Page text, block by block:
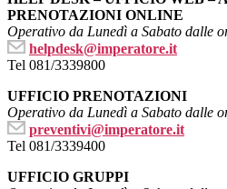
PRENOTAZIONI ONLINE
Operativo da Lunedì a Sabato dalle
helpdesk@imperatore.it
Tel 081/3339800
UFFICIO PRENOTAZIONI
Operativo da Lunedì a Sabato dalle
preventivi@imperatore.it
Tel 081/3339400
UFFICIO GRUPPI